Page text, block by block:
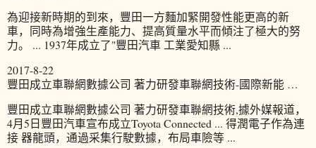
為迎接新時期的到來，豐田一方麵加緊開發性能更高的新
車，同時為增強生產能力、提高質量水平而傾注了極大的努
力。 ... 1937年成立了"豐田汽車 工業愛知縣 ...
2017-8-22
豐田成立車聯網數據公司 著力研發車聯網技術-國際新能 …
豐田成立車聯網數據公司 著力研發車聯網技術,據外媒報道，
4月5日豐田汽車宣布成立Toyota Connected ... 得潤電子作為連
接 器龍頭，通過采集行駛數據，布局車險等 ...